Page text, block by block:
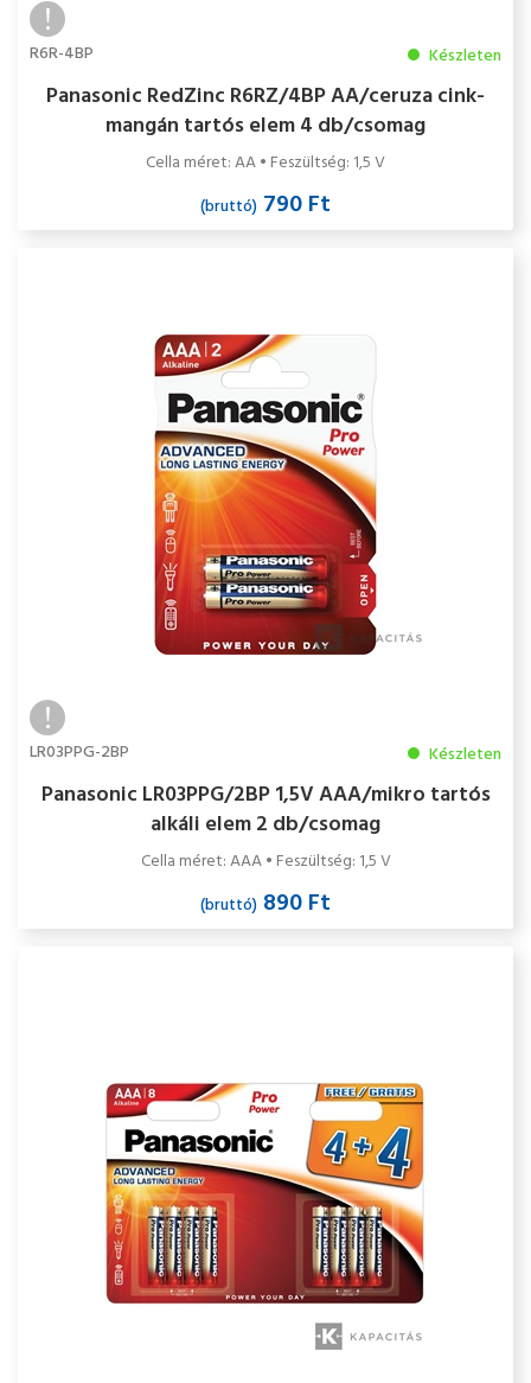
R6R-4BP Készleten
Panasonic RedZinc R6RZ/4BP AA/ceruza cink-
mangán tartós elem 4 db/csomag
Cella méret: AA • Feszültség: 1,5 V
(bruttó) 790 Ft
LR03PPG-2BP Készleten
Panasonic LR03PPG/2BP 1,5V AAA/mikro tartós
alkáli elem 2 db/csomag
Cella méret: AAA • Feszültség: 1,5 V
(bruttó) 890 Ft